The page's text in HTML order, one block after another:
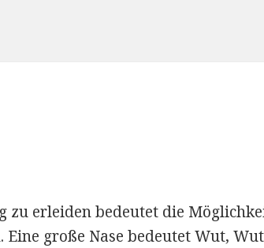
zu erleiden bedeutet die
große Nase bedeutet Wut,